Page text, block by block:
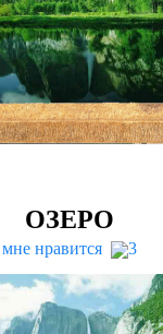
ОЗЕРО
мне нравится 3